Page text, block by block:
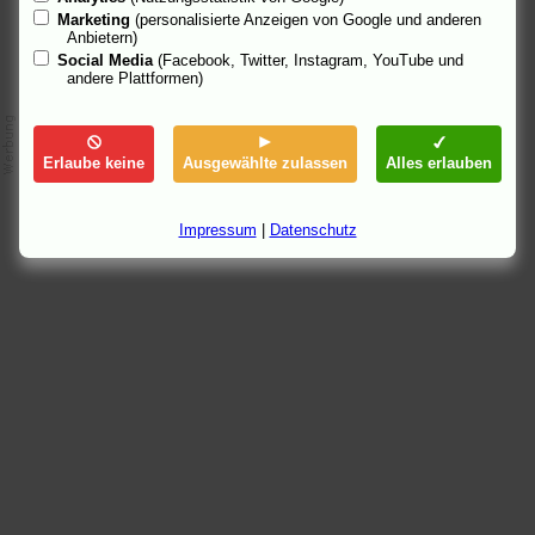
Marketing (personalisierte Anzeigen von Google und anderen
Anbietern)
Social Media (Facebook, Twitter, Instagram, YouTube und
andere Plattformen)
Erlaube keine Ausgewählte zulassen Alles erlauben
Impressum Datenschutz